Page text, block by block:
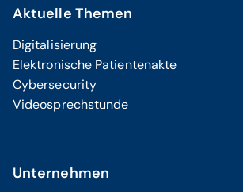
Aktuelle Themen
Digitalisierung
Elektronische Patientenakte
Cybersecurity
Videosprechstunde
Unternehmen